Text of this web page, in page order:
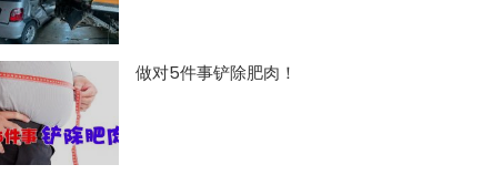
做对5件事铲除肥肉！